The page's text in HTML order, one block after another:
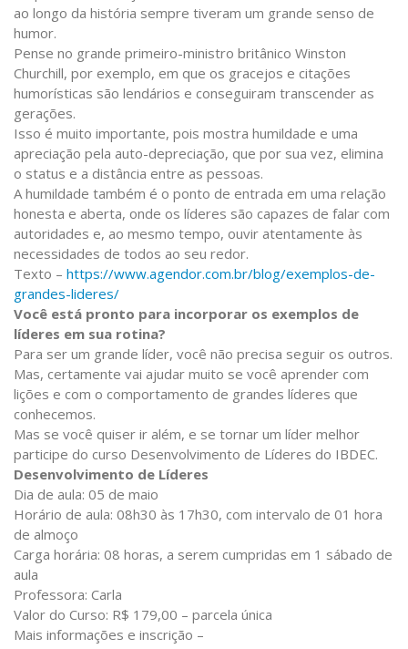
ao longo da história sempre tiveram um grande senso de
humor.
Pense no grande primeiro-ministro britânico Winston
Churchill, por exemplo, em que os gracejos e citações
humorísticas são lendários e conseguiram transcender as
gerações.
Isso é muito importante, pois mostra humildade e uma
apreciação pela auto-depreciação, que por sua vez, elimina
o status e a distância entre as pessoas.
A humildade também é o ponto de entrada em uma relação
honesta e aberta, onde os líderes são capazes de falar com
autoridades e, ao mesmo tempo, ouvir atentamente às
necessidades de todos ao seu redor.
Texto – https://www.agendor.com.br/blog/exemplos-de-
grandes-lideres/
Você está pronto para incorporar os exemplos de
líderes em sua rotina?
Para ser um grande líder, você não precisa seguir os outros.
Mas, certamente vai ajudar muito se você aprender com
lições e com o comportamento de grandes líderes que
conhecemos.
Mas se você quiser ir além, e se tornar um líder melhor
participe do curso Desenvolvimento de Líderes do IBDEC.
Desenvolvimento de Líderes
Dia de aula: 05 de maio
Horário de aula: 08h30 às 17h30, com intervalo de 01 hora
de almoço
Carga horária: 08 horas, a serem cumpridas em 1 sábado de
aula
Professora: Carla
Valor do Curso: R$ 179,00 – parcela única
Mais informações e inscrição –